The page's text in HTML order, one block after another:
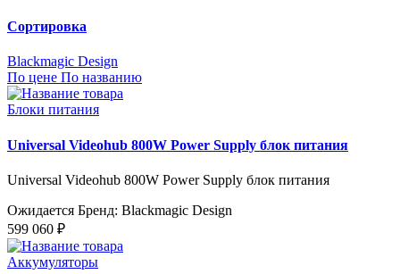
Сортировка
Blackmagic Design
По цене По названию
Блоки питания
Universal Videohub 800W Power Supply блок питания
Universal Videohub 800W Power Supply блок питания
Ожидается Бренд: Blackmagic Design
599 060 ₽
Аккумуляторы